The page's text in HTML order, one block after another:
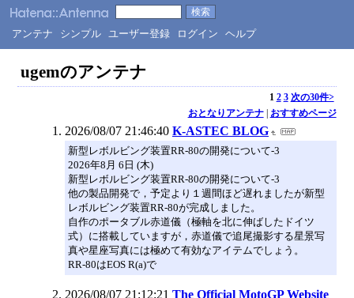
アンテナ シンプル ユーザー登録 ログイン ヘルプ
ugemのアンテナ
1 2 3 次の30件>
おとなりアンテナ| おすすめページ
2026/08/07 21:46:40 K-ASTEC BLOG
新型レボルビング装置RR-80の開発について-3
2026年8月 6日 (木)
新型レボルビング装置RR-80の開発について-3
他の製品開発で，予定より１週間ほど遅れましたが新型
レボルビング装置RR-80が完成しました。
自作のポータブル赤道儀（極軸を北に伸ばしたドイツ
式）に搭載していますが，赤道儀で追尾撮影する星景写
真や星座写真には極めて有効なアイテムでしょう。
RR-80はEOS R(a)で
2026/08/07 21:12:21 The Official MotoGP Website